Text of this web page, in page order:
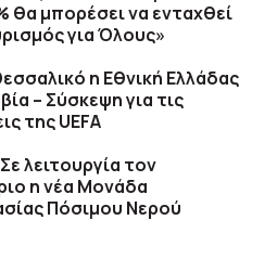
θα μπορέσει να ενταχθεί
για Όλους»
η Εθνική Ελλάδας
– Σύσκεψη για τις
της UEFA
λειτουργία τον
η νέα Μονάδα
Πόσιμου Νερού